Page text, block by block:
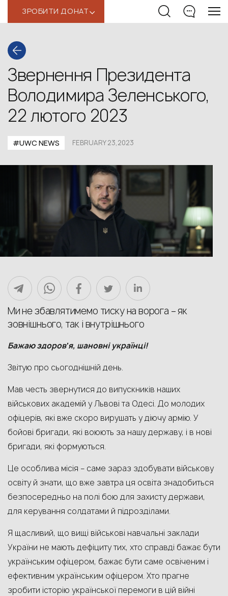
ЗРОБИТИ ДОНАТ‹
Звернення Президента
Володимира Зеленського,
22 лютого 2023
#UWС NEWS FEBRUARY 23,2023
Ми не збавлятимемо тиску на ворога – як
зовнішнього, так і внутрішнього
Бажаю здоровʼя, шановні українці!
Звітую про сьогоднішній день.
Мав честь звернутися до випускників наших
військових академій у Львові та Одесі. До молодих
офіцерів, які вже скоро вирушать у діючу армію. У
бойові бригади, які воюють за нашу державу, і в нові
бригади, які формуються.
Це особлива місія – саме зараз здобувати військову
освіту й знати, що вже завтра ця освіта знадобиться
безпосередньо на полі бою для захисту держави,
для керування солдатами й підрозділами.
Я щасливий, що вищі військові навчальні заклади
України не мають дефіциту тих, хто справді бажає бути
українським офіцером, бажає бути саме освіченим і
ефективним українським офіцером. Хто прагне
зробити історію української перемоги в цій війні